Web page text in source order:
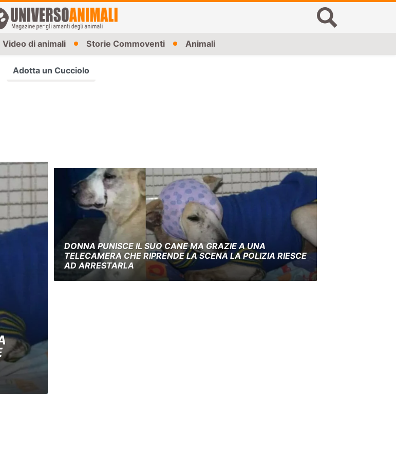
Video di animali Storie Commoventi Animali
Adotta un Cucciolo
DONNA PUNISCE IL SUO CANE MA GRAZIE A UNA
TELECAMERA CHE RIPRENDE LA SCENA LA POLIZIA RIESCE
AD ARRESTARLA